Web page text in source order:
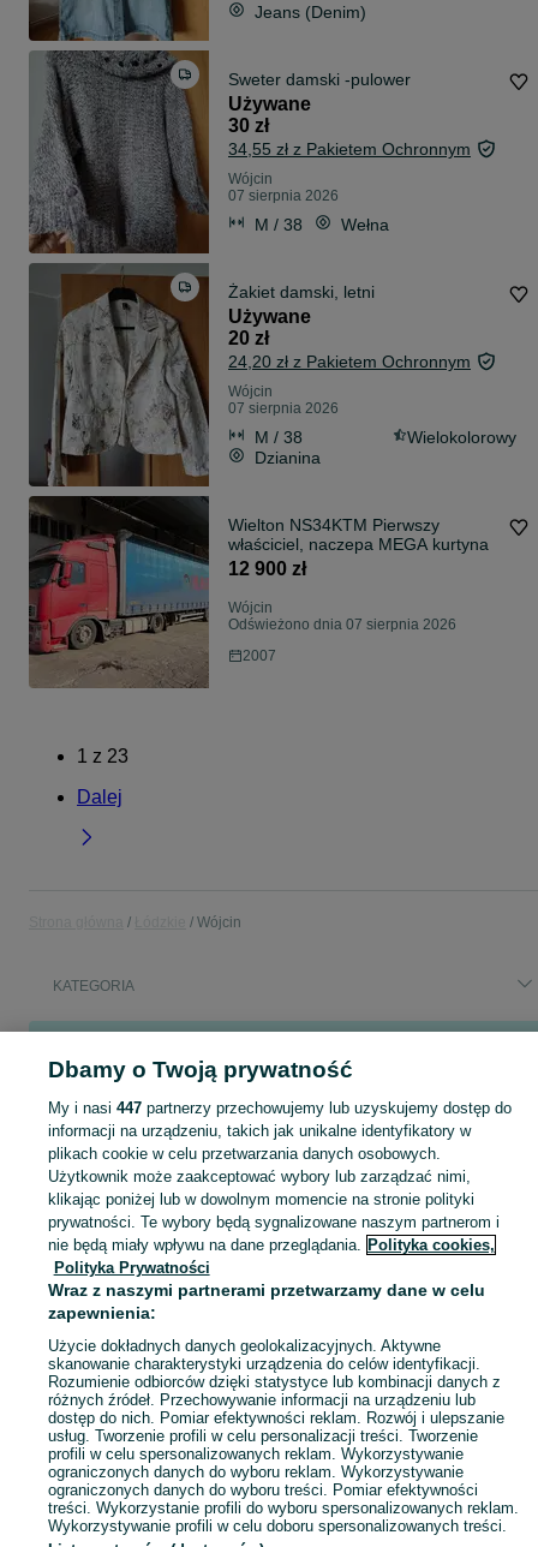
Jeans (Denim)
Sweter damski -pulower
Używane
30 zł
34,55 zł z Pakietem Ochronnym
Wójcin
07 sierpnia 2026
M / 38 Wełna
Żakiet damski, letni
Używane
20 zł
24,20 zł z Pakietem Ochronnym
Wójcin
07 sierpnia 2026
M / 38
Wielokolorowy
Dzianina
Wielton NS34KTM Pierwszy
właściciel, naczepa MEGA kurtyna
12 900 zł
Wójcin
Odświeżono dnia 07 sierpnia 2026
2007
1 z 23
Dalej
Wójcin
KATEGORIA
talerzówka owczarek collie
Skorzystaj z największego serwisu ogłoszeniowego - Wójcin i okolice! Kupuj to, czego pragniesz i sprzedawaj to, czego już nie potrzebujesz! Zobacz
Mapa kategorii
Mapa miejscowości
Mapa ministron
Popularne wyszukiwania
Dbamy o Twoją prywatność
My i nasi 447partnerzy przechowujemy lub uzyskujemy dostęp do
informacji na urządzeniu, takich jak unikalne identyfikatory w
plikach cookie w celu przetwarzania danych osobowych.
Użytkownik może zaakceptować wybory lub zarządzać nimi,
klikając poniżej lub w dowolnym momencie na stronie polityki
prywatności. Te wybory będą sygnalizowane naszym partnerom i
nie będą miały wpływu na dane przeglądania. Polityka cookies,
Polityka Prywatności
Wraz z naszymi partnerami przetwarzamy dane w celu
zapewnienia:
Użycie dokładnych danych geolokalizacyjnych. Aktywne
skanowanie charakterystyki urządzenia do celów identyfikacji.
Rozumienie odbiorców dzięki statystyce lub kombinacji danych z
różnych źródeł. Przechowywanie informacji na urządzeniu lub
dostęp do nich. Pomiar efektywności reklam. Rozwój i ulepszanie
usług. Tworzenie profili w celu personalizacji treści. Tworzenie
profili w celu spersonalizowanych reklam. Wykorzystywanie
ograniczonych danych do wyboru reklam. Wykorzystywanie
ograniczonych danych do wyboru treści. Pomiar efektywności
treści. Wykorzystanie profili do wyboru spersonalizowanych reklam.
Wykorzystywanie profili w celu doboru spersonalizowanych treści.